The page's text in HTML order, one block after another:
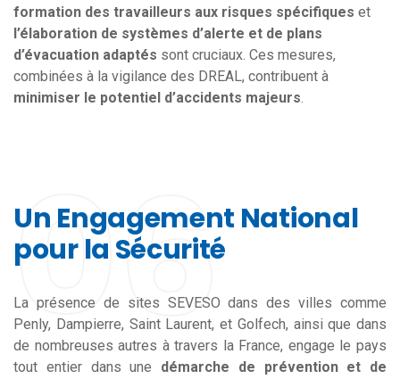
formation des travailleurs aux risques spécifiques et
l’élaboration de systèmes d’alerte et de plans
d’évacuation adaptés sont cruciaux. Ces mesures,
combinées à la vigilance des DREAL, contribuent à
minimiser le potentiel d’accidents majeurs.
06
Un Engagement National
pour la Sécurité
La présence de sites SEVESO dans des villes comme
Penly, Dampierre, Saint Laurent, et Golfech, ainsi que dans
de nombreuses autres à travers la France, engage le pays
tout entier dans une démarche de prévention et de